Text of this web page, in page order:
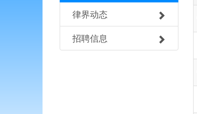
律界动态
招聘信息